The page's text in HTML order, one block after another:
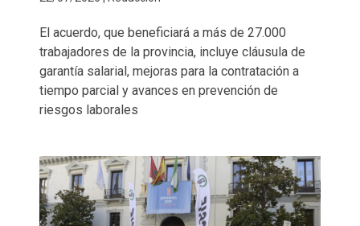
El acuerdo, que beneficiará a más de 27.000
trabajadores de la provincia, incluye cláusula de
garantía salarial, mejoras para la contratación a
tiempo parcial y avances en prevención de
riesgos laborales